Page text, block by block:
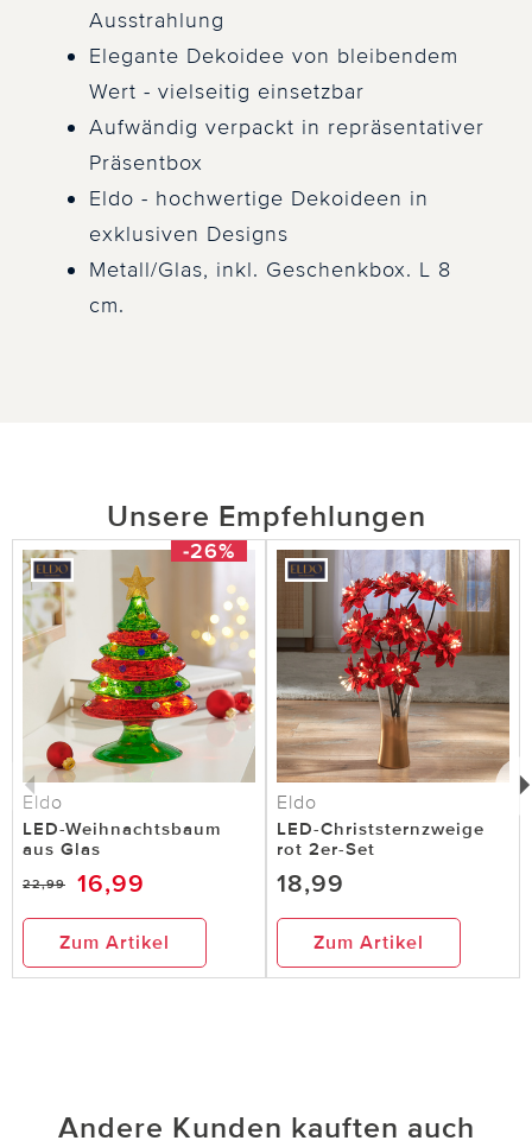
Ausstrahlung
Elegante Dekoidee von bleibendem
Wert - vielseitig einsetzbar
Aufwändig verpackt in repräsentativer
Präsentbox
Eldo - hochwertige Dekoideen in
exklusiven Designs
Metall/Glas, inkl. Geschenkbox. L 8
cm.
Unsere Empfehlungen
-26%
Eldo
LED-Weihnachtsbaum
aus Glas
22,99 16,99
Zum Artikel
Eldo
LED-Christsternzweige
rot 2er-Set
18,99
Zum Artikel
Andere Kunden kauften auch